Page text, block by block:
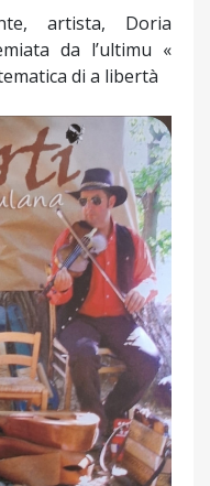
artista, Doria
da l’ultimu «
di a libertà